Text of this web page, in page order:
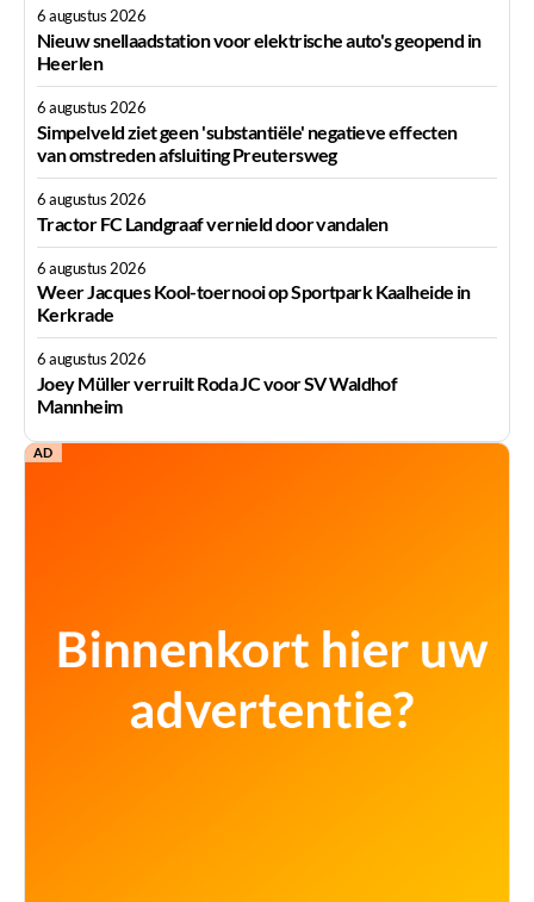
6 augustus 2026
Nieuw snellaadstation voor elektrische auto's geopend in
Heerlen
6 augustus 2026
Simpelveld ziet geen 'substantiële' negatieve effecten
van omstreden afsluiting Preutersweg
6 augustus 2026
Tractor FC Landgraaf vernield door vandalen
6 augustus 2026
Weer Jacques Kool-toernooi op Sportpark Kaalheide in
Kerkrade
6 augustus 2026
Joey Müller verruilt Roda JC voor SV Waldhof
Mannheim
AD